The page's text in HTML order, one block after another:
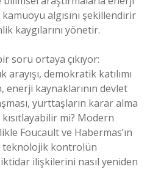
algısını şekillendirir
kaygılarını yönetir.
soru ortaya çıkıyor:
arayışı, demokratik katılımı
enerji kaynaklarının devlet
yurttaşların karar alma
kısıtlayabilir mi? Modern
Foucault ve Habermas’ın
kontrolün
ilişkilerini nasıl yeniden